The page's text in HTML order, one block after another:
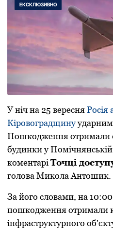
У ніч на 25 вересняРосія
Кіровоградщину
Пошкодження отримали
будинки у
коментаріТочці
голова Микола Антошик.
За його словами, на
пошкодження отримали
інфраструктурного